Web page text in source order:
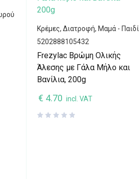
Κρέμες, Διατροφή, Μαμά - Παιδί
5202888105432
Frezylac Βρώμη Ολικής
Άλεσης με Γάλα Μήλο και
Βανίλια, 200g
€ 4.70 incl. VAT